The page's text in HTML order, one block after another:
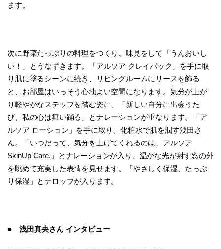
ます。
次に野菜たっぷりの料理をつくり、味見をして「うんおいし
い！」とうなずきます。「アルソア クレイパック」を手に取
り肌に塗るシーンに続き、リビングルームにリースを飾る
と、お部屋はいっそう心地よい空間になります。気分が上が
り軽やかなステップを踏む姿に、「新しい自分に出会うた
び、私の心は舞い踊る」とナレーションが重なります。「ア
ルソア ローション」を手に取り、化粧水で肌を潤す浅田さ
ん。「いつだって、気分を上げてくれるのは、アルソア
SkinUp Care.」とナレーションが入り、温かな光が射す窓の外
を眺めて充実した表情を見せます。「やさしく保湿、たっぷ
り保湿」とテロップが入ります。
■ 浅田真央さん インタビュー